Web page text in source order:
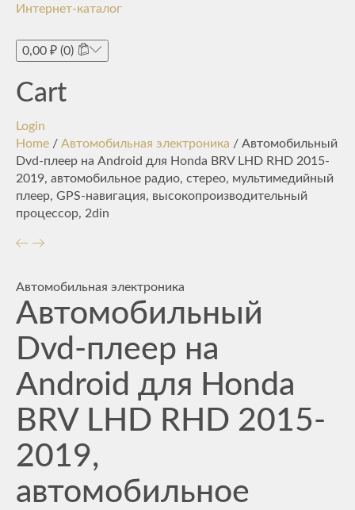
Интернет-каталог
0,00 ₽ (0)
Cart
Login
Home / Автомобильная электроника / Автомобильный
Dvd-плеер на Android для Honda BRV LHD RHD 2015-
2019, автомобильное радио, стерео, мультимедийный
плеер, GPS-навигация, высокопроизводительный
процессор, 2din
Автомобильная электроника
Автомобильный
Dvd-плеер на
Android для Honda
BRV LHD RHD 2015-
2019,
автомобильное